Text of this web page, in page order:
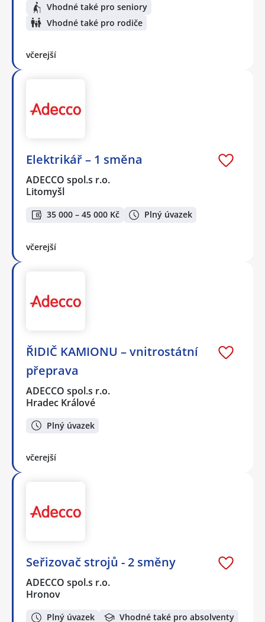
Vhodné také pro seniory
Vhodné také pro rodiče
včerejší
Elektrikář – 1 směna
ADECCO spol.s r.o.
Litomyšl
35 000 – 45 000 Kč Plný úvazek
včerejší
ŘIDIČ KAMIONU – vnitrostátní
přeprava
ADECCO spol.s r.o.
Hradec Králové
Plný úvazek
včerejší
Seřizovač strojů - 2 směny
ADECCO spol.s r.o.
Hronov
Plný úvazek Vhodné také pro absolventy